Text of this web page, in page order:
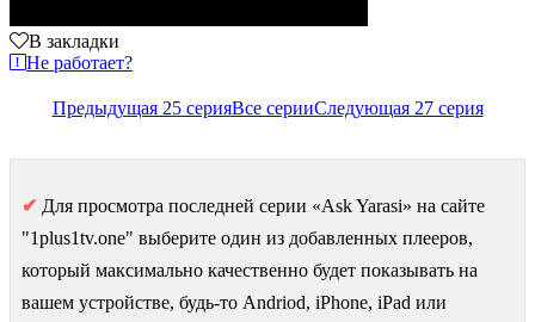
В закладки
Не работает?
Предыдущая 25 серияВсе серииСледующая 27 серия
✔ Для просмотра последней серии «Ask Yarasi» на сайте
"1plus1tv.one" выберите один из добавленных плееров,
который максимально качественно будет показывать на
вашем устройстве, будь-то Andriod, iPhone, iPad или